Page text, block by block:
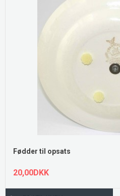
Fødder til opsats
20,00DKK